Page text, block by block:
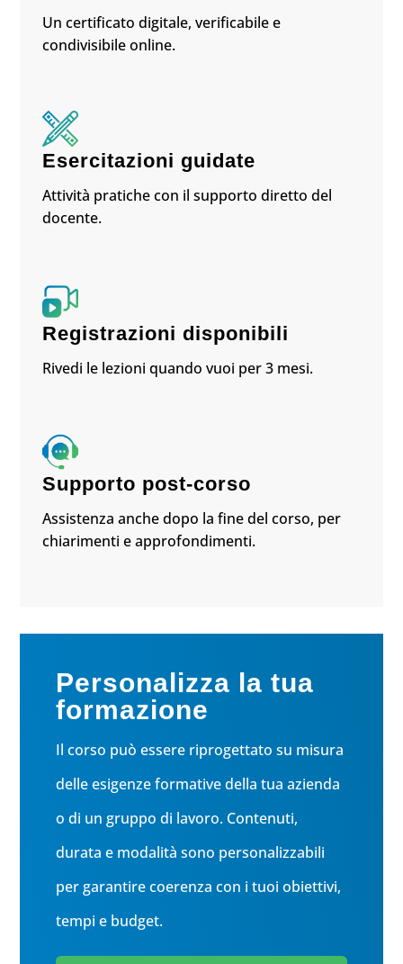
Un certificato digitale, verificabile e
condivisibile online.
Esercitazioni guidate
Attività pratiche con il supporto diretto del
docente.
Registrazioni disponibili
Rivedi le lezioni quando vuoi per 3 mesi.
Supporto post-corso
Assistenza anche dopo la fine del corso, per
chiarimenti e approfondimenti.
Personalizza la tua
formazione
Il corso può essere riprogettato su misura
delle esigenze formative della tua azienda
o di un gruppo di lavoro. Contenuti,
durata e modalità sono personalizzabili
per garantire coerenza con i tuoi obiettivi,
tempi e budget.